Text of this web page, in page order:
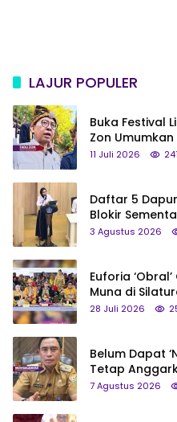
LAJUR POPULER
Buka Festival
Zon
Status Jadi
11 Juli 2026
Daftar 5
Blokir
3 Agustus 2026
Euforia
Muna di
Saya Bukan
28 Juli 2026
Belum Dapat
Tetap
Megap-Megap
7 Agustus 2026